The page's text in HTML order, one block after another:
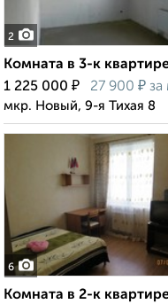
2
Комната в 3-к
1 225 000 ₽ 27 900 ₽ за
мкр. Новый, 9-я Тихая 8
6
Комната в 2-к